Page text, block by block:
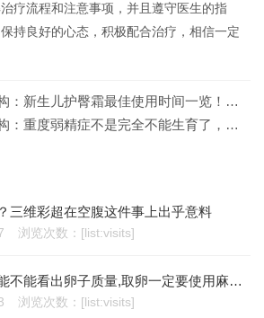
疗流程和注意事项，并且遵守医生的指
持良好的心态，积极配合治疗，相信一定
儿护臀霜最佳使用时间一览！内附使用护臀霜的间隔周数
弱精症不是完全不能生育了，找对方法才能有效解决
三维彩超在空腹这件事上出乎意料
浏览次数：[list:visits]
南京供卵试管：取卵能不能看出卵子质量,取卵一定要使用麻药吗
浏览次数：[list:visits]